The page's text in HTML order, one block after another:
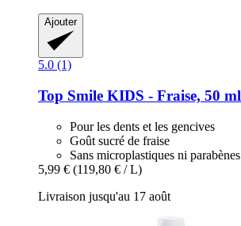
Ajouter
5.0 (1)
Top Smile KIDS -​ Fraise, 50 ml
Pour les dents et les gencives
Goût sucré de fraise
Sans microplastiques ni parabènes
5,99 € (119,80 € / L)
Livraison jusqu'au 17 août